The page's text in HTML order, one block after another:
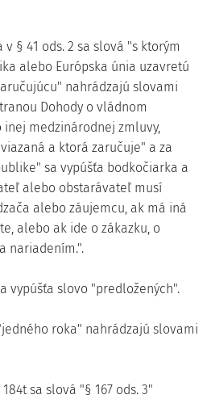
v § 41 ods. 2 sa slová "s ktorým
alebo Európska únia uzavretú
nahrádzajú slovami
Dohody o vládnom
medzinárodnej zmluvy,
a ktorá zaručuje" a za
sa vypúšťa bodkočiarka a
alebo obstarávateľ musí
alebo záujemcu, ak má iná
alebo ak ide o zákazku, o
nariadením.".
vypúšťa slovo "predložených".
roka" nahrádzajú slovami
sa slová "§ 167 ods. 3"